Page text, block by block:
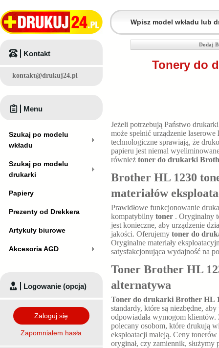
Dodaj
Tonery do
Jeżeli potrzebują Państwo
może spełnić urządzenie laserowe
technologiczne sprawiają, że
papieru jest niemal
również toner do drukarki
Brother HL 1230
materiałów
Prawidłowe funkcjonowanie
kompatybilny toner . Oryginalny
jest konieczne, aby urządzenie
jakości. Oferujemy toner do
Oryginalne materiały
satysfakcjonująca wydajność na
Toner Brother HL
alternatywa
Toner do drukarki Brother HL
standardy, które są niezbędne,
odpowiadała wymogom
polecany osobom, które drukują
eksploatacji maleją. Ceny
oryginał, czy zamiennik, służymy
Kontakt
kontakt@drukuj24.pl
Menu
Szukaj po modelu
wkładu
Szukaj po modelu
drukarki
Papiery
Prezenty od Drekkera
Artykuły biurowe
Akcesoria AGD
Logowanie (opcja)
Zaloguj się
Zapomniałem hasła